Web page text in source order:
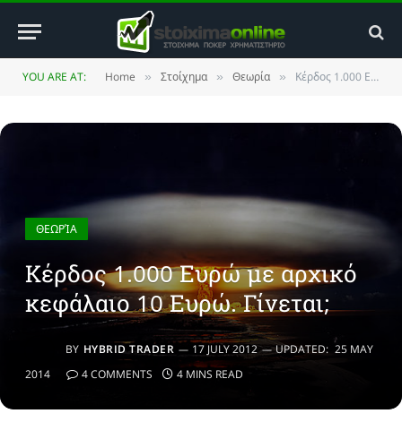
YOU ARE AT: Home » Στοίχημα » Θεωρία » Κέρδος 1.000 Ευρώ με αρχικό κεφάλαιο 10 Ευρώ. Γίνεται;
ΘΕΩΡΊΑ
Κέρδος 1.000 Ευρώ με αρχικό
κεφάλαιο 10 Ευρώ. Γίνεται;
BY HYBRID TRADER 17 JULY 2012 UPDATED: 25 MAY
2014
4 COMMENTS 4 MINS READ